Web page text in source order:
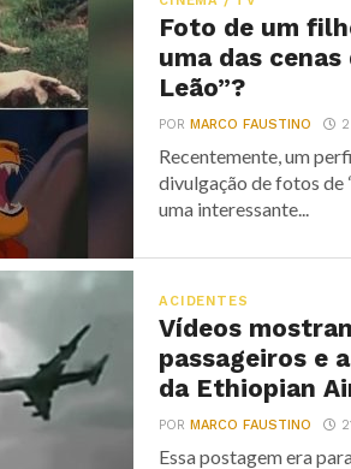
Foto de um
uma das
Leão”?
PORMARCO FAUSTINO
Recentemente, um
divulgação de fotos de
uma interessante...
ACIDENTES
Vídeos
passageiros e
da Ethiopian
PORMARCO FAUSTINO
Essa postagem era